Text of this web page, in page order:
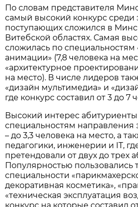
По словам представителя
самый высокий конкурс среди
поступающих сложился в
Витебской областях. Самая
сложилась по специальностям
анимации» (7,8 человека на
«архитектурное
на место). В числе лидеров
«дизайн мультимедиа» и
где конкурс составил от 3 до 7
Высокий интерес
специальностям направления
– до 3,3 человека на место, а
педагогики, инженерии и IT,
претендовали от двух до трех
Популярностью пользовались
специальности
декоративная косметика»,
«техническая эксплуатация